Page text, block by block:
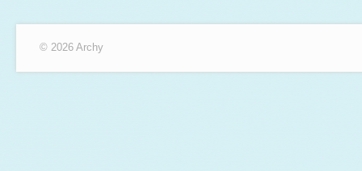
© 2026 Archy